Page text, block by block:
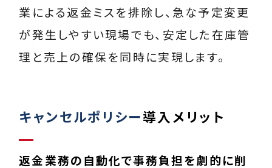
業による返金ミスを排除し、急な予定変更
が発生しやすい現場でも、安定した在庫管
理と売上の確保を同時に実現します。
キャンセルポリシー 導入メリット
返金業務の自動化で事務負担を劇的に削